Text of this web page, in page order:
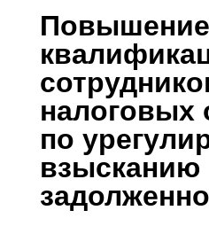
Блог
Повышение
налоговых
по
взысканию